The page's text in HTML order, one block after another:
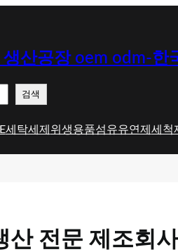
산공장 oem odm-한
검색
세탁세제 위생용품섬유유연제 세척
산 전문 제조회